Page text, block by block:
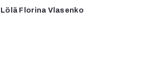
Lölä Florina Vlasenko